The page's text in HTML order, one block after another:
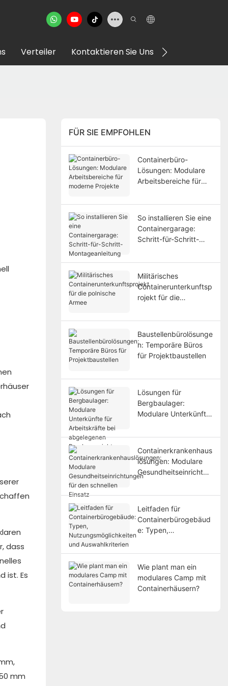
Verteiler Kontaktieren Sie Uns
dass
ist. Es
mm
FÜR SIE EMPFOHLEN
Containerbüro-
Lösungen: Modulare
Arbeitsbereiche für
So installieren Sie eine
Containergarage:
Schritt-für-Schritt-
Militärisches
Containerunterkunftsp
rojekt für die
Baustellenbürolösunge
n: Temporäre Büros
für Projektbaustellen
Lösungen für
Bergbaulager:
Modulare Unterkünfte
abgelegenen
Bergbauprojekten
Containerkrankenhaus
lösungen: Modulare
Gesundheitseinrichtun
Einsatz
Leitfaden für
Containerbürogebäud
e: Typen,
n und Auswahlkriterien
Wie plant man ein
modulares Camp mit
Containerhäusern?